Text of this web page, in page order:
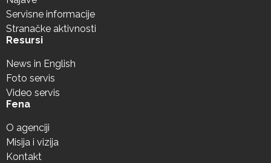
Servisne informacije
Stranačke aktivnosti
Resursi
News in English
Foto servis
Video servis
Fena
O agenciji
Misija i vizija
Kontakt